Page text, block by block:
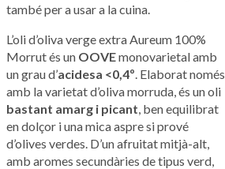
també per a usar a la cuina.
L’oli d’oliva verge extra Aureum 100%
Morrut és un OOVEmonovarietal amb
un grau d’acidesa <0,4º . Elaborat només
amb la varietat d’oliva morruda, és un oli
bastant amarg i picant , ben equilibrat
en dolçor i una mica aspre si prové
d’olives verdes. D’un afruitat mitjà-alt,
amb aromes secundàries de tipus verd,